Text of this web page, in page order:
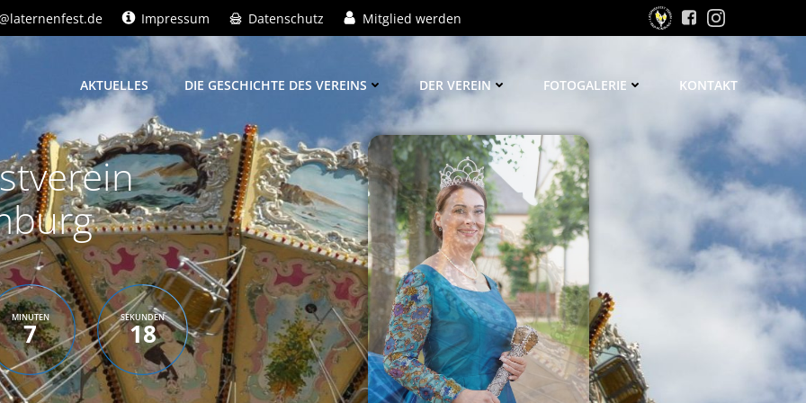
Impressum Datenschutz Mitglied werden
AKTUELLES DIE GESCHICHTE DES VEREINS DER VEREIN FOTOGALERIE KONTAKT
MINUTEN
7
SEKUNDEN
17